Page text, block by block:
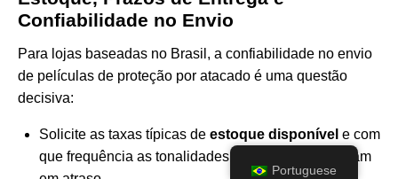
Confiabilidade no Envio
Para lojas baseadas no Brasil, a confiabilidade no envio
de películas de proteção por atacado é uma questão
decisiva:
Solicite as taxas típicas de estoque disponível e com
que frequência as tonalidades mais vendidas entram
Portuguese